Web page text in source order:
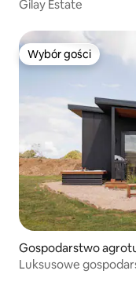
Gilay Estate
Wybór gości
Wybór gości
Gospodarstwo
Luksusowe